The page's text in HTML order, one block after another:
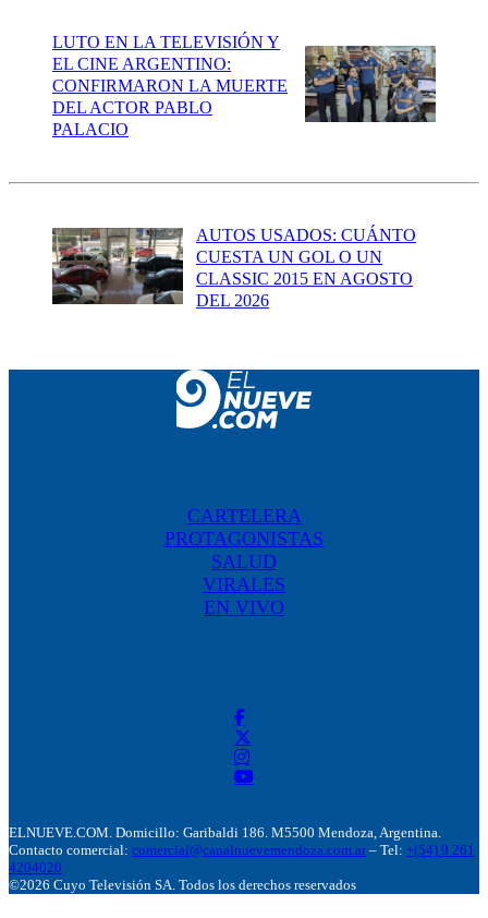
LUTO EN LA TELEVISIÓN Y
EL CINE ARGENTINO:
CONFIRMARON LA MUERTE
DEL ACTOR PABLO
PALACIO
AUTOS USADOS: CUÁNTO
CUESTA UN GOL O UN
CLASSIC 2015 EN AGOSTO
DEL 2026
CARTELERA
PROTAGONISTAS
SALUD
VIRALES
EN VIVO
ELNUEVE.COM. Domicillo: Garibaldi 186. M5500 Mendoza, Argentina.
Contacto comercial: comercial@canalnuevemendoza.com.ar – Tel: +(54) 9 261
4204020
©2026 Cuyo Televisión SA. Todos los derechos reservados